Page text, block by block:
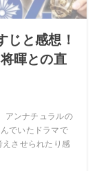
と感想！
暉との直
アンナチュラルの
でいたドラマで
させられたり感